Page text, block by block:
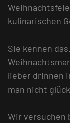
kulinarischen
Sie kennen
lieber drinnen
man nicht
Wir versuchen